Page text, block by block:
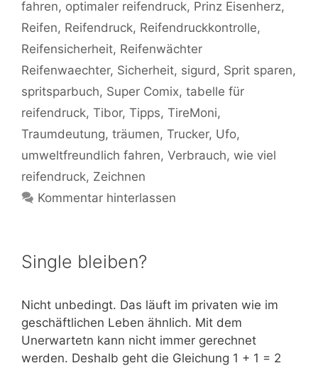
fahren, optimaler reifendruck, Prinz Eisenherz,
Reifen, Reifendruck, Reifendruckkontrolle,
Reifensicherheit, Reifenwächter
Reifenwaechter, Sicherheit, sigurd, Sprit sparen,
spritsparbuch, Super Comix, tabelle für
reifendruck, Tibor, Tipps, TireMoni,
Traumdeutung, träumen, Trucker, Ufo,
umweltfreundlich fahren, Verbrauch, wie viel
reifendruck, Zeichnen
Kommentar hinterlassen
Single bleiben?
Nicht unbedingt. Das läuft im privaten wie im
geschäftlichen Leben ähnlich. Mit dem
Unerwartetn kann nicht immer gerechnet
werden. Deshalb geht die Gleichung 1 + 1 = 2